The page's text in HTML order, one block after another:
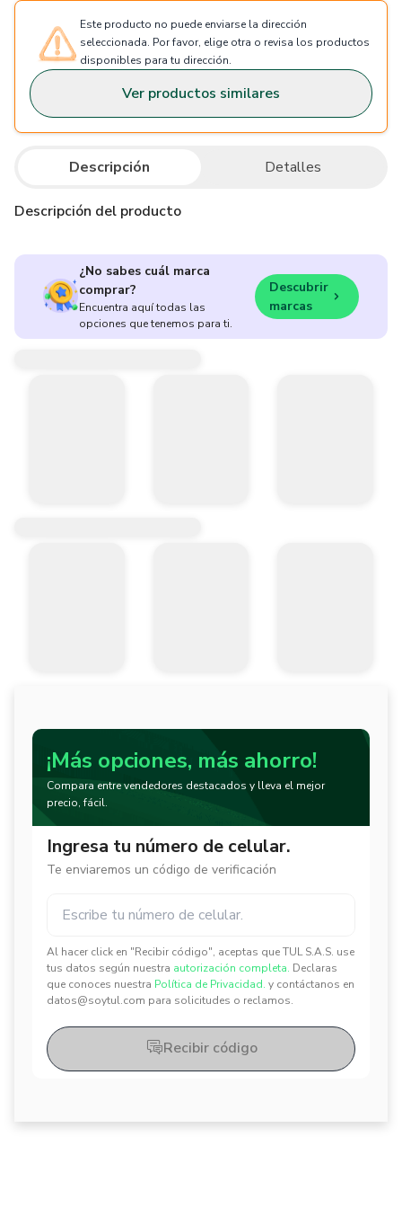
Este producto no puede enviarse la dirección
seleccionada. Por favor, elige otra o revisa los productos
disponibles para tu dirección.
Ver productos similares
Descripción Detalles
Descripción del producto
¿No sabes cuál marca
comprar?
Encuentra aquí todas las
opciones que tenemos para ti.
Descubrir
marcas
¡Más opciones, más ahorro!
Compara entre vendedores destacados y lleva el mejor
precio, fácil.
Ingresa tu número de celular.
Te enviaremos un código de verificación
Al hacer click en "Recibir código", aceptas que TUL S.A.S. use
tus datos según nuestra autorización completa. Declaras
que conoces nuestra Política de Privacidad. y contáctanos en
datos@soytul.com para solicitudes o reclamos.
✕
✕
Recibir código